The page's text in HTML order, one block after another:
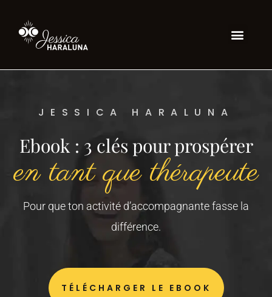
JESSICA HARALUNA
Ebook : 3 clés pour prospérer
en tant que thérapeute
Pour que ton activité d’accompagnante fasse la
différence.
TÉLÉCHARGER LE EBOOK